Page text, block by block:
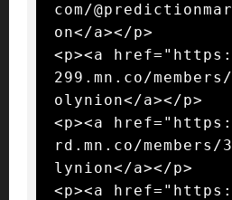
com/
on</a></p>
<p><a
299.mn.co/
olynion</a></p>
<p><a
rd.mn.co/members/
lynion</a></p>
<p><a